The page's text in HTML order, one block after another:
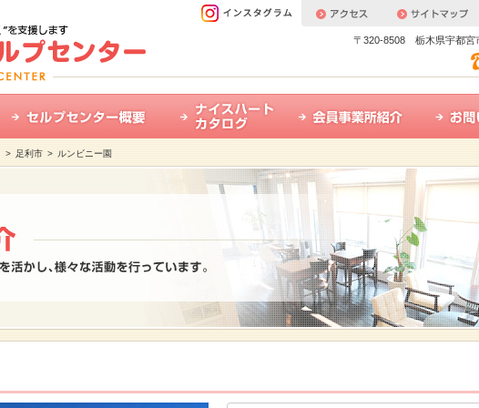
〒320-8508 栃木県宇都宮
> 足利市 > ルンビニー園